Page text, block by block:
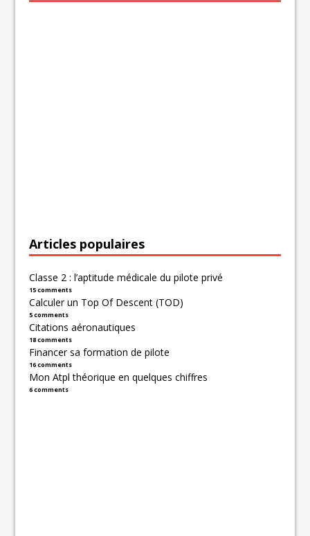
Articles populaires
Classe 2 : l’aptitude médicale du pilote privé
15 comments
Calculer un Top Of Descent (TOD)
5 comments
Citations aéronautiques
18 comments
Financer sa formation de pilote
16 comments
Mon Atpl théorique en quelques chiffres
6 comments